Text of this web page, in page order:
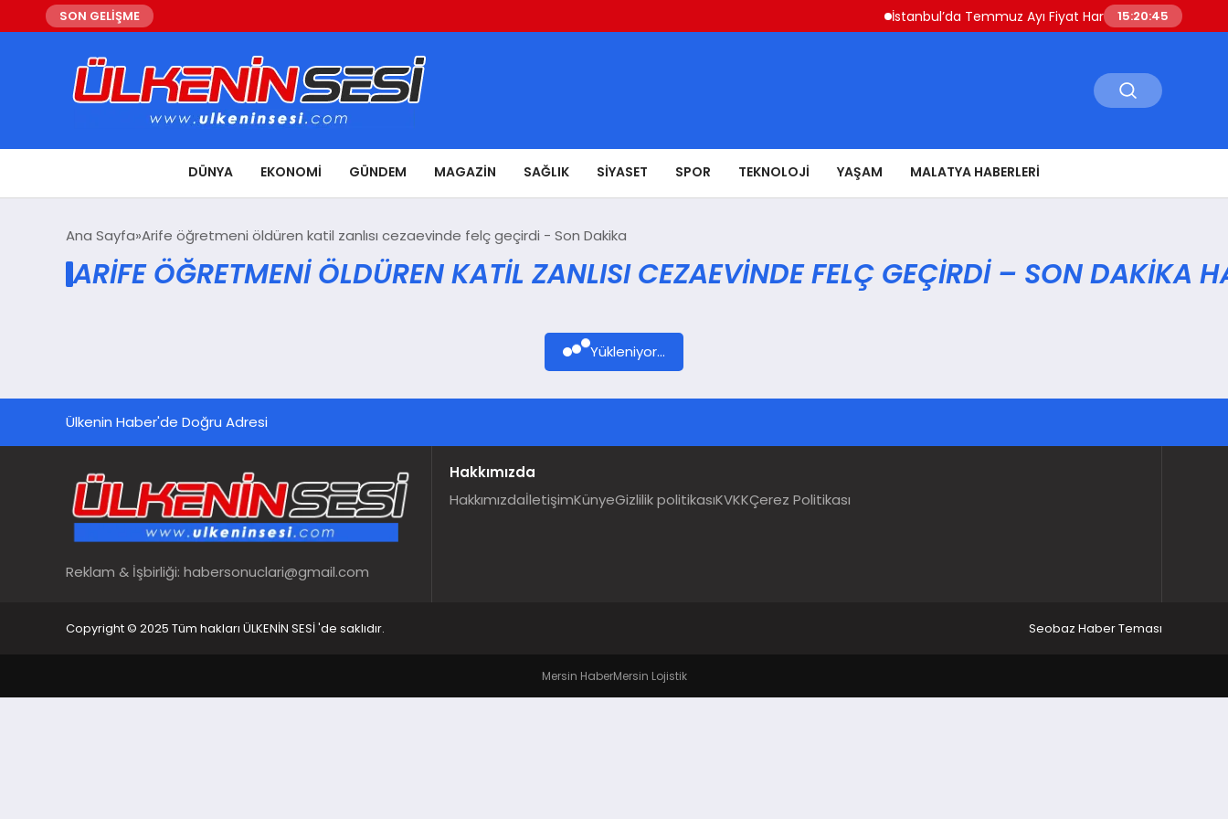
SON GELİŞME İstanbul’da Temmuz Ayı Fiyat Hareketliliği Sivri Biber
15:20:45
DÜNYA EKONOMI GÜNDEM MAGAZIN SAĞLIK SIYASET SPOR TEKNOLOJI YAŞAM MALATYA HABERLERI
Ana Sayfa Arife öğretmeni öldüren katil zanlısı cezaevinde felç geçirdi - Son Dakika
ARIFE ÖĞRETMENI ÖLDÜREN KATIL ZANLISI CEZAEVINDE FELÇ GEÇIRDI – SON DAKIKA
Yükleniyor...
Ülkenin Haber'de Doğru Adresi
Reklam & İşbirliği: habersonuclari@gmail.com
Hakkımızda
HakkımızdaİletişimKünyeGizlilik politikasıKVKKÇerez Politikası
Copyright © 2025 Tüm hakları ÜLKENİN SESİ 'de saklıdır. Seobaz Haber Teması
Mersin HaberMersin Lojistik